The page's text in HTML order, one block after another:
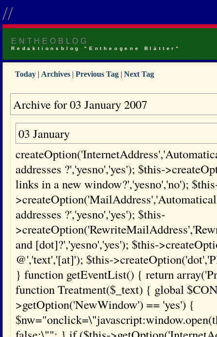
//
ENTHEOBLOG
Redaktionsblog "Entheogene Blätter"
Today | Archives | Previous Tag | Next Tag
Archive for 03 January 2007
03 January
addresses ?','yesno','yes'); $this-
links in a new window?','yesno','no');
addresses ?','yesno','yes'); $this-
and [dot]?','yesno','yes'); $this-
@','text','[at]'); $this-
} function getEventList() { return
function Treatment($_text) { global
>getOption('NewWindow') == 'yes') {